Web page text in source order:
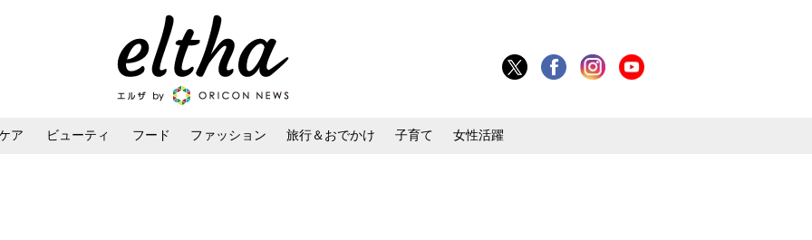
ア ビューティ フード ファッション 旅行＆おでかけ 子育て 女性活躍